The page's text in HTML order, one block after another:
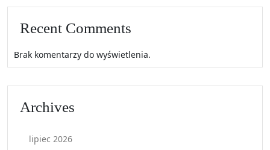
Recent Comments
Brak komentarzy do wyświetlenia.
Archives
lipiec 2026